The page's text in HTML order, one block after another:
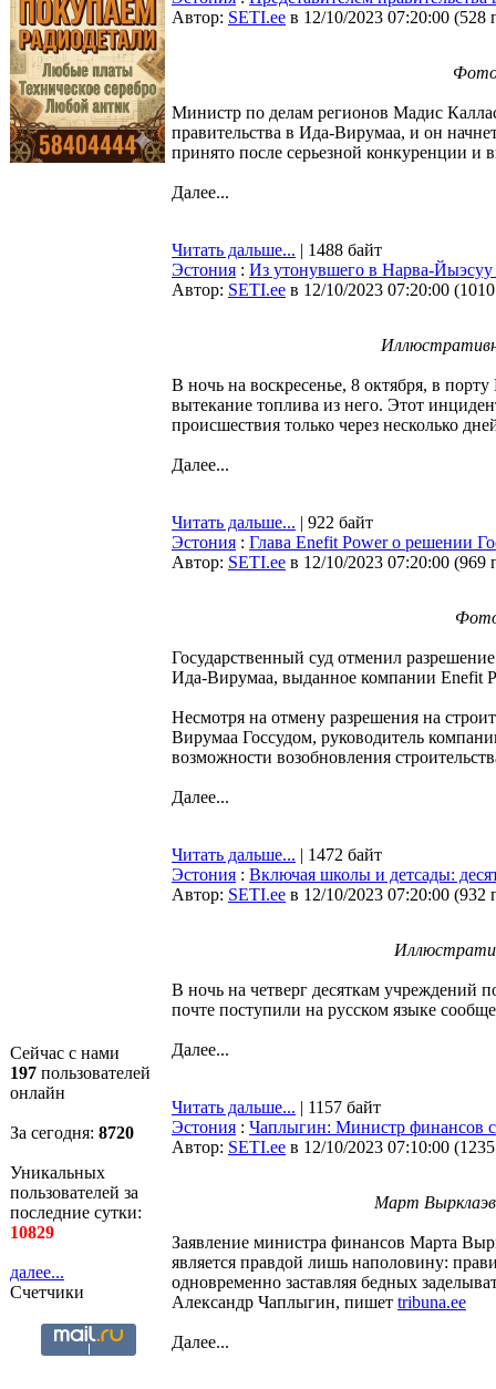
Сейчас с нами
197 пользователей
онлайн
За сегодня: 8720
Уникальных
пользователей за
последние сутки:
10829
далее...
Счетчики
Автор: SETI.ee в 12/10/2023 07:20:00 (528
Министр по делам регионов Мадис
правительства в Ида-Вирумаа, и он
принято после серьезной конкуренции
Далее...
Читать дальше... | 1488 байт
Эстония : Из утонувшего в Нарва-Йыэсуу
Автор: SETI.ee в 12/10/2023 07:20:00 (
В ночь на воскресенье, 8 октября, в
вытекание топлива из него. Этот
происшествия только через несколько
Далее...
Читать дальше... | 922 байт
Эстония : Глава Enefit Power о решении
Автор: SETI.ee в 12/10/2023 07:20:00 (969
Государственный суд отменил
Ида-Вирумаа, выданное компании Enefit
Несмотря на отмену разрешения на
Вирумаа Госсудом, руководитель
возможности возобновления
Далее...
Читать дальше... | 1472 байт
Эстония : Включая школы и детсады:
Автор: SETI.ee в 12/10/2023 07:20:00 (932
В ночь на четверг десяткам учреждений
почте поступили на русском языке
Далее...
Читать дальше... | 1157 байт
Эстония : Чаплыгин: Министр финансов
Автор: SETI.ee в 12/10/2023 07:10:00 (
Март
Заявление министра финансов Марта
является правдой лишь наполовину:
одновременно заставляя бедных
Александр Чаплыгин, пишет tribuna.ee
Далее...